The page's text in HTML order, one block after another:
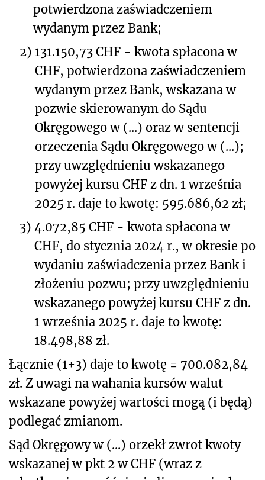
potwierdzona zaświadczeniem
wydanym przez Bank;
2) 131.150,73 CHF - kwota spłacona w
CHF, potwierdzona zaświadczeniem
wydanym przez Bank, wskazana w
pozwie skierowanym do Sądu
Okręgowego w (...) oraz w sentencji
orzeczenia Sądu Okręgowego w (...);
przy uwzględnieniu wskazanego
powyżej kursu CHF z dn. 1 września
2025 r. daje to kwotę: 595.686,62 zł;
3) 4.072,85 CHF - kwota spłacona w
CHF, do stycznia 2024 r., w okresie po
wydaniu zaświadczenia przez Bank i
złożeniu pozwu; przy uwzględnieniu
wskazanego powyżej kursu CHF z dn.
1 września 2025 r. daje to kwotę:
18.498,88 zł.
Łącznie (1+3) daje to kwotę = 700.082,84
zł. Z uwagi na wahania kursów walut
wskazane powyżej wartości mogą (i będą)
podlegać zmianom.
Sąd Okręgowy w (...) orzekł zwrot kwoty
wskazanej w pkt 2 w CHF (wraz z